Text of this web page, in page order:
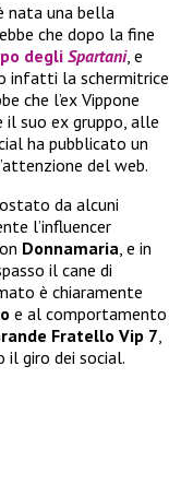
nata una bella
che dopo la fine
degliSpartani, e
infatti la schermitrice
che l’ex Vippone
il suo ex gruppo, alle
ha pubblicato un
del web.
da alcuni
l’influencer
Donnamaria, e in
il cane di
è chiaramente
e al comportamento
Fratello Vip 7,
giro dei social.